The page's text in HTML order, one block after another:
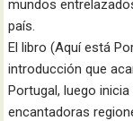
mundos
país.
El libro (Aquí está
introducción que
Portugal, luego
encantadoras